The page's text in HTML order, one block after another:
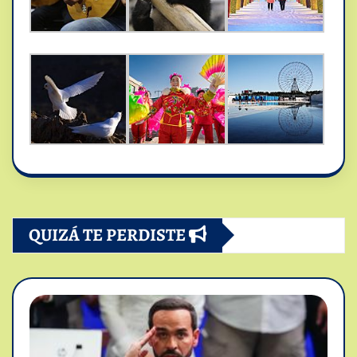
QUIZÁ TE PERDISTE